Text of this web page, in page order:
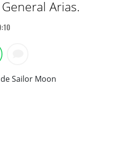
Arias.